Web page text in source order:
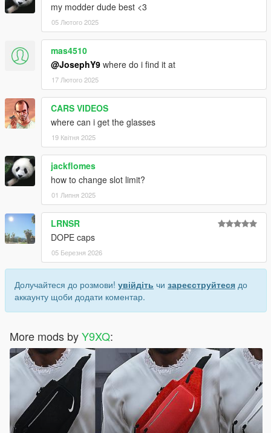
my modder dude best <3
05 Лютого 2025
mas4510
@JosephY9 where do i find it at
17 Лютого 2025
CARS VIDEOS
where can i get the glasses
19 Квітня 2025
jackflomes
how to change slot limit?
01 Липня 2025
LRNSR
DOPE caps
05 Березня 2026
Долучайтеся до розмови! увійдіть чи зареєструйтеся до
аккаунту щоби додати коментар.
More mods byY9XQ: